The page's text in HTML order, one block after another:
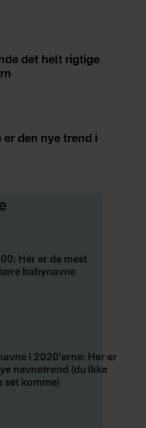
det helt rigtige
er den nye trend i
Her er de mest
babynavne
i 2020’erne: Her er
navnetrend (du ikke
set komme)